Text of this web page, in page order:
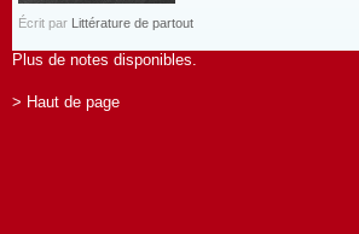
Écrit par Littérature de partout
Plus de notes disponibles.
> Haut de page